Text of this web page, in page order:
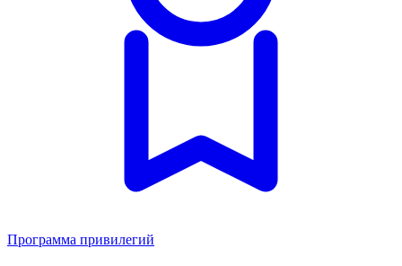
Программа привилегий